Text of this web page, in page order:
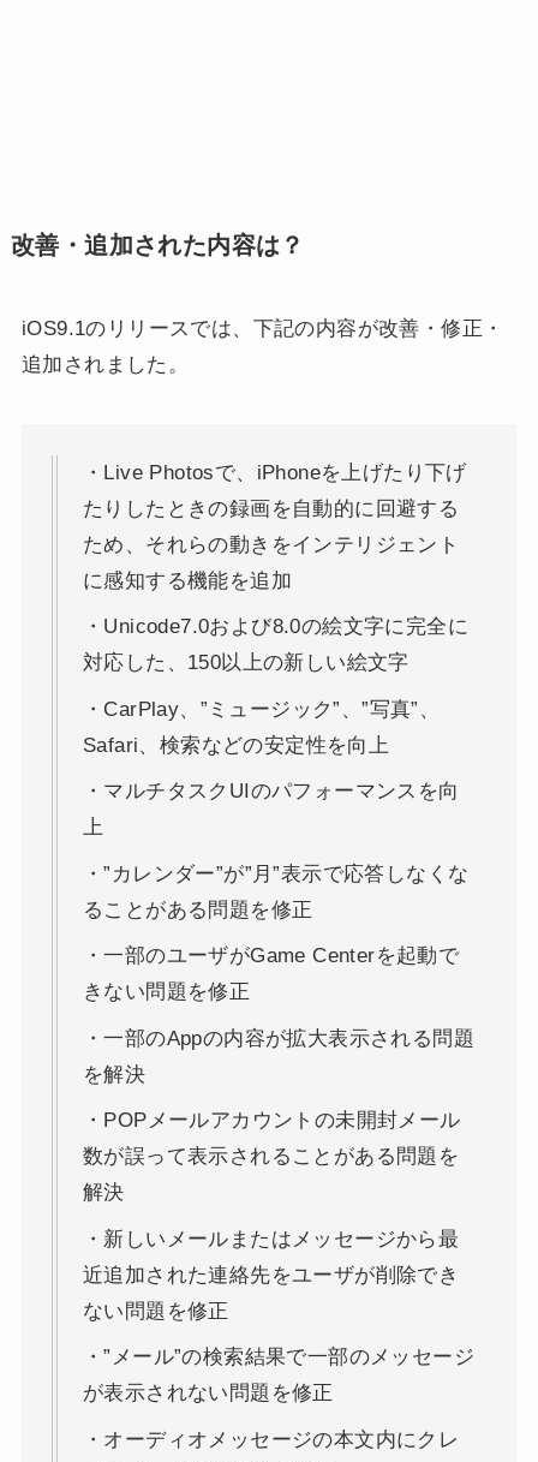
改善・追加された内容は？
iOS9.1のリリースでは、下記の内容が改善・修正・
追加されました。
・Live Photosで、iPhoneを上げたり下げ
たりしたときの録画を自動的に回避する
ため、それらの動きをインテリジェント
に感知する機能を追加
・Unicode7.0および8.0の絵文字に完全に
対応した、150以上の新しい絵文字
・CarPlay、”ミュージック”、”写真”、
Safari、検索などの安定性を向上
・マルチタスクUIのパフォーマンスを向
上
・”カレンダー”が”月”表示で応答しなくな
ることがある問題を修正
・一部のユーザがGame Centerを起動で
きない問題を修正
・一部のAppの内容が拡大表示される問題
を解決
・POPメールアカウントの未開封メール
数が誤って表示されることがある問題を
解決
・新しいメールまたはメッセージから最
近追加された連絡先をユーザが削除でき
ない問題を修正
・”メール”の検索結果で一部のメッセージ
が表示されない問題を修正
・オーディオメッセージの本文内にクレ